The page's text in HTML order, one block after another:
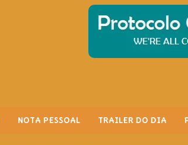
NOTA PESSOAL TRAILER DO DIA